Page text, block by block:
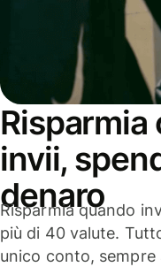
Risparmia
invii,
denaro
Risparmia quando
più di 40 valute.
unico conto, sempre